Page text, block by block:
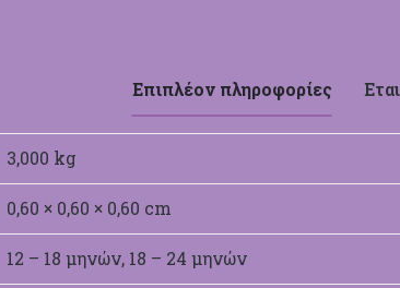
Επιπλέον πληροφορίες
3,000 kg
0,60 × 0,60 × 0,60 cm
12 – 18 μηνών, 18 – 24 μηνών